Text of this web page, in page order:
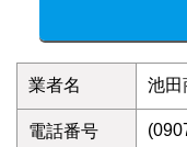
業者名 池田
電話番号